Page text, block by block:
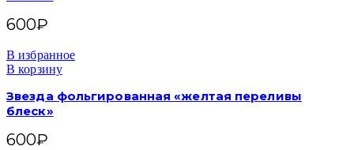
600₽
В избранное
В корзину
Звезда фольгированная «желтая переливы
блеск»
600₽